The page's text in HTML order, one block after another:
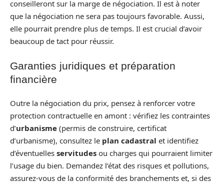
conseilleront sur la marge de négociation. Il est à noter
que la négociation ne sera pas toujours favorable. Aussi,
elle pourrait prendre plus de temps. Il est crucial d’avoir
beaucoup de tact pour réussir.
Garanties juridiques et préparation
financière
Outre la négociation du prix, pensez à renforcer votre
protection contractuelle en amont : vérifiez les contraintes
d’urbanisme (permis de construire, certificat
d’urbanisme), consultez le plan cadastral et identifiez
d’éventuelles servitudes ou charges qui pourraient limiter
l’usage du bien. Demandez l’état des risques et pollutions,
assurez-vous de la conformité des branchements et, si des